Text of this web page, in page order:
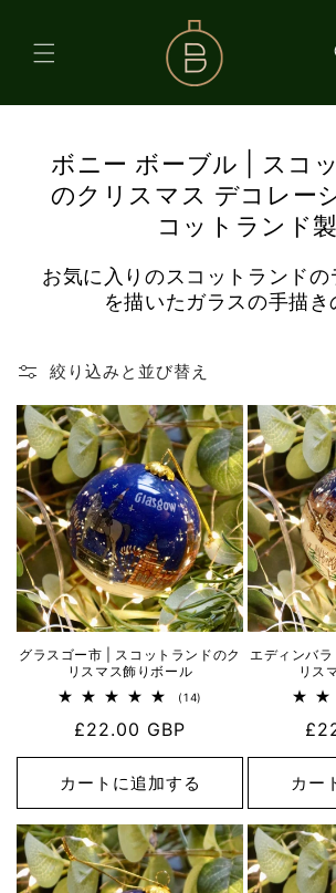
進む
ボニー ボーブル | スコ
のクリスマス デコレー
コットランド製
お気に入りのスコットランドの
を描いたガラスの手描き
絞り込みと並び替え
グラスゴー市 | スコットランドのク
リスマス飾りボール
(14)
ー
通
常
価
格
£22.00 GBP
カートに追加する
エディンバ
リス
通
常
価
格
カー